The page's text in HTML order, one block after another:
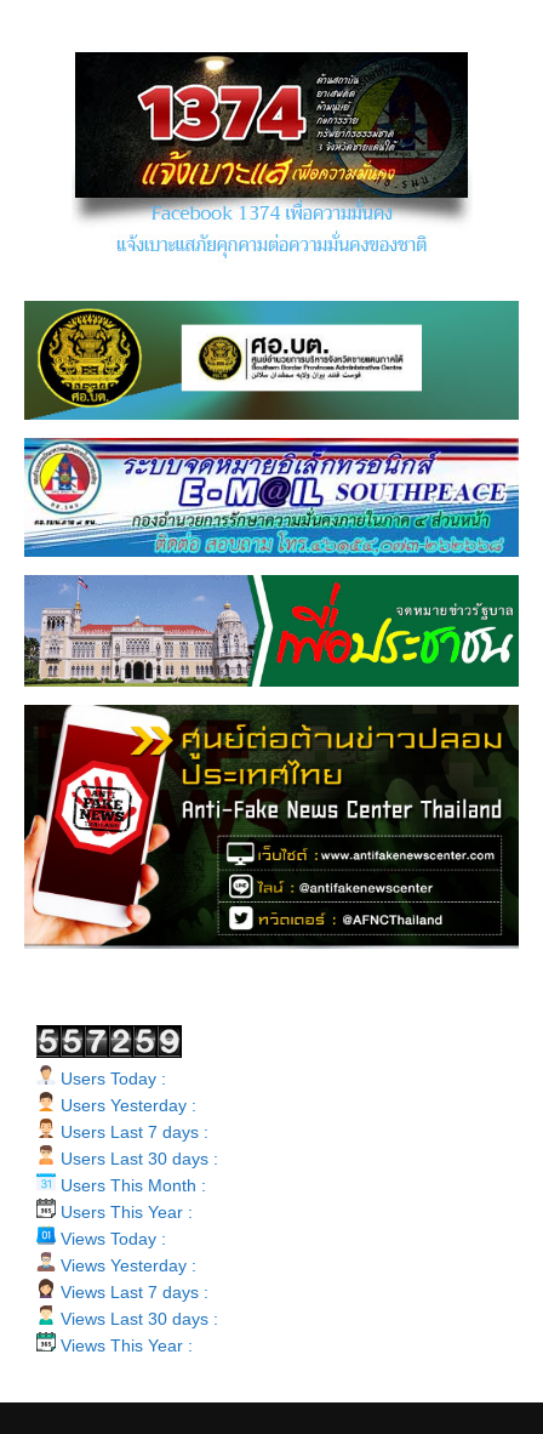
Users Today :
Users Yesterday :
Users Last 7 days :
Users Last 30 days :
Users This Month :
Users This Year :
Views Today :
Views Yesterday :
Views Last 7 days :
Views Last 30 days :
Views This Year :